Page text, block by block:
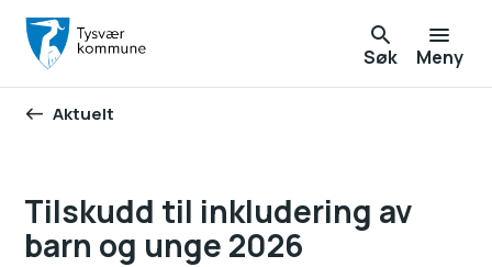
Søk Meny
Du er her:
Aktuelt
Tilskudd til inkludering av
barn og unge 2026